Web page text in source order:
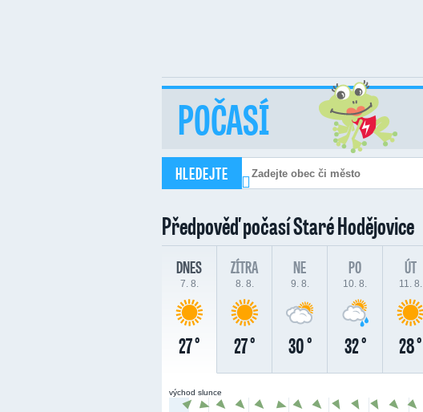
POČASÍ
HLEDEJTE
Předpověď počasíStaré Hodějovice
DNES
7. 8.
27 °
ZÍTRA
8. 8.
27 °
NE
9. 8.
30 °
PO
10. 8.
32 °
ÚT
11. 8.
28 °
východ slunce